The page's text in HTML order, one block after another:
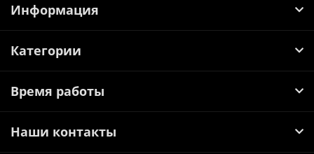
Информация
Категории
Время работы
Наши контакты